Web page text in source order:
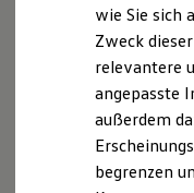
XTL-
Ersatzteile
Original
myVolkswagen
zwischen den
usw.) können
Rollwiderstand
Witterungs- und
individuellen
Stromverbrauch,
Fahrleistungswerte
wie Sie sich
Zweck
relevantere
angepasste
außerdem
begrenzen